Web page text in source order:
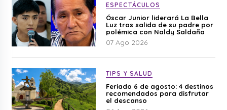
ESPECTÁCULOS
Óscar Junior liderará La Bella
Luz tras salida de su padre por
polémica con Naldy Saldaña
07 Ago 2026
TIPS Y SALUD
Feriado 6 de agosto: 4 destinos
recomendados para disfrutar
el descanso